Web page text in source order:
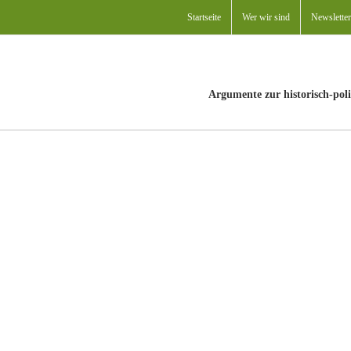
Startseite Wer wir sind Newsletter
Argumente zur historisch-